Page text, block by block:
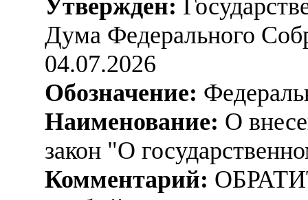
Утвержден:
Дума Федерального
04.07.2026
Обозначение:
Наименование: О
закон "О
Комментарий: